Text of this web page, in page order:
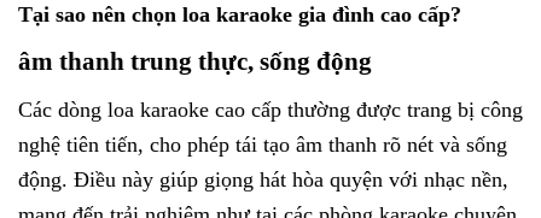
Tại sao nên chọn loa karaoke gia đình cao cấp?
âm thanh trung thực, sống động
Các dòng loa karaoke cao cấp thường được trang bị công
nghệ tiên tiến, cho phép tái tạo âm thanh rõ nét và sống
động. Điều này giúp giọng hát hòa quyện với nhạc nền,